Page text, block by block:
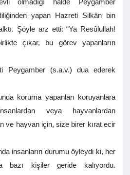
olmadığı halde Peygamber
yapan Hazreti Silkân bin
Şöyle arz etti: “Ya Resûlullah!
çıkar, bu görev yapanların
Peygamber (s.a.v.) dua ederek
koruma yapanları koruyanlara
veya hayvanlardan
ve hayvan için, size birer kırat ecir
insanların durumu öyleydi ki, her
bazı kişiler geride kalıyordu.